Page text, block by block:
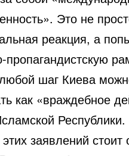
Это не
реакция, а
пропагандистскую
шаг Киева
как «враждебное
Республики.
заявлений стоит